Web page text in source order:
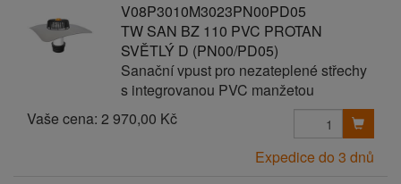
V08P3010M3023PN00PD05
TW SAN BZ 110 PVC PROTAN
SVĚTLÝ D (PN00/PD05)
Sanační vpust pro nezateplené střechy
s integrovanou PVC manžetou
Vaše cena: 2 970,00 Kč
Expedice do 3 dnů